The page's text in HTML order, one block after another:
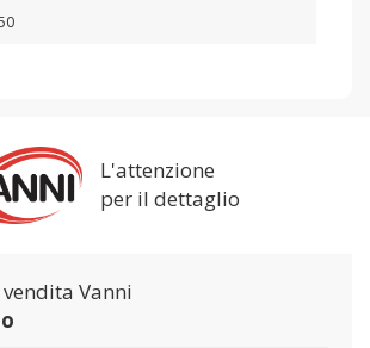
L'attenzione
per il dettaglio
Vanni